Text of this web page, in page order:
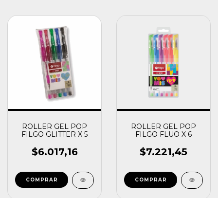
ROLLER GEL POP
FILGO GLITTER X 5
$6.017,16
ROLLER GEL POP
FILGO FLUO X 6
$7.221,45